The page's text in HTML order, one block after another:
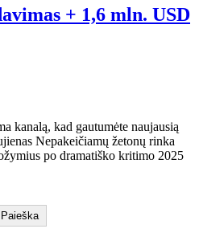
+ 1,6 mln. USD
kanalą, kad gautumėte naujausią
Nepakeičiamų žetonų rinka
po dramatiško kritimo 2025
Paieška